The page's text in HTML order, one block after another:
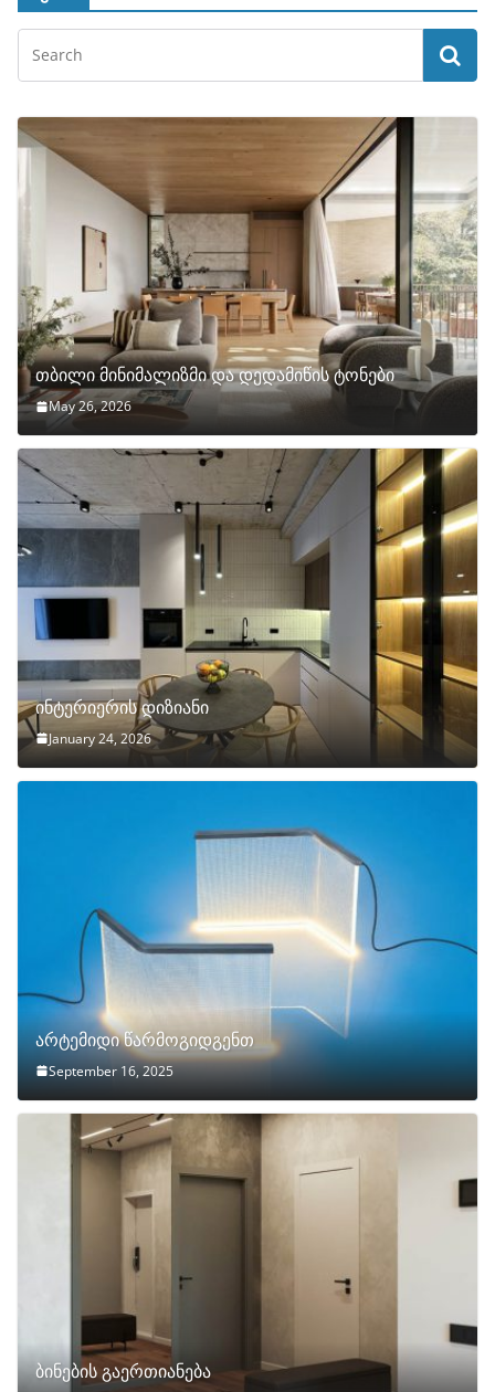
თბილი მინიმალიზმი და დედამიწის ტონები
May 26, 2026
ინტერიერის დიზიანი
January 24, 2026
არტემიდი წარმოგიდგენთ
September 16, 2025
ბინების გაერთიანება